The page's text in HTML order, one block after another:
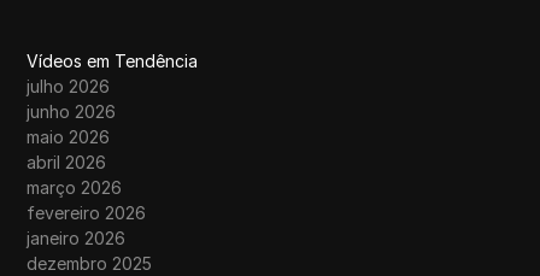
Vídeos em Tendência
julho 2026
junho 2026
maio 2026
abril 2026
março 2026
fevereiro 2026
janeiro 2026
dezembro 2025